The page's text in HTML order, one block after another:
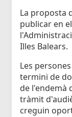
La proposta
publicar en
Illes Balears.
Les
termini de
de l'endemà
tràmit
creguin